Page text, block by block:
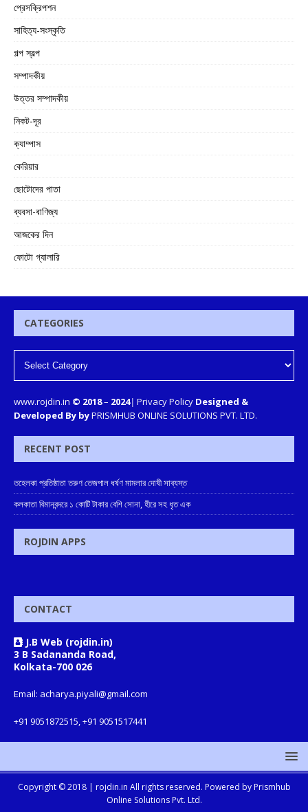
প্রেসক্রিপশন
সাহিত্য-সংস্কৃতি
গল্প স্বল্প
সম্পাদকীয়
উত্তর সম্পাদকীয়
নিকট-দূর
ক্যাম্পাস
কেরিয়ার
ছোটোদের পাতা
ব্যবসা-বাণিজ্য
আজকের দিন
ফোটো গ্যালারি
CATEGORIES
www.rojdin.in © 2018– 2024| Privacy Policy Designed &
Developed By byPRISMHUB ONLINE SOLUTIONS PVT. LTD.
RECENT POST
তহেলকা প্রতিষ্ঠাতা তরুণ তেজপাল ধর্ষণ মামলার দোষী সাব্যস্ত
কলকাতা বিমানবন্দরে ১ কোটি টাকার বেশি সোনা, হীরে সহ ধৃত এক
ROJDIN APPS
CONTACT
J.B Web (rojdin.in)
3 B Sadananda Road,
Kolkata-700 026
Email: acharya.piyali@gmail.com
+91 9051872515, +91 9051517441
Copyright © 2018 | rojdin.in All rights reserved. Powered by Prismhub
Online Solutions Pvt. Ltd.